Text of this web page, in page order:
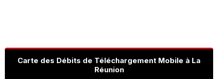
Carte des Débits de Téléchargement Mobile à La
Réunion